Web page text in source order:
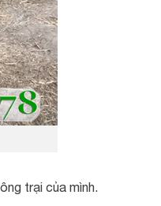
trại của mình.